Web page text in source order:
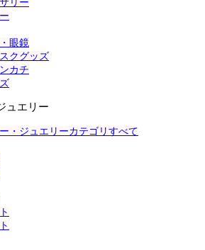
リー
眼鏡
クグッズ
カチ
ュエリー
・ジュエリーカテゴリすべて